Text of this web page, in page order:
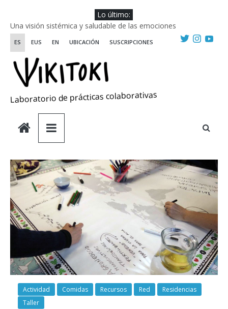
contenido
Lo último:
Una visión sistémica y saludable de las emociones
Investigando y haciendo desde-con las artes
WIKIRIKI ::: Convocatoria de residencias de investigación y
creación 2025
Escuela de Prácticas Transformadoras
ES EUS EN UBICACIÓN SUSCRIPCIONES
Laboratorio de prácticas colaborativas
Actividad Comidas Recursos Red
Residencias
Taller